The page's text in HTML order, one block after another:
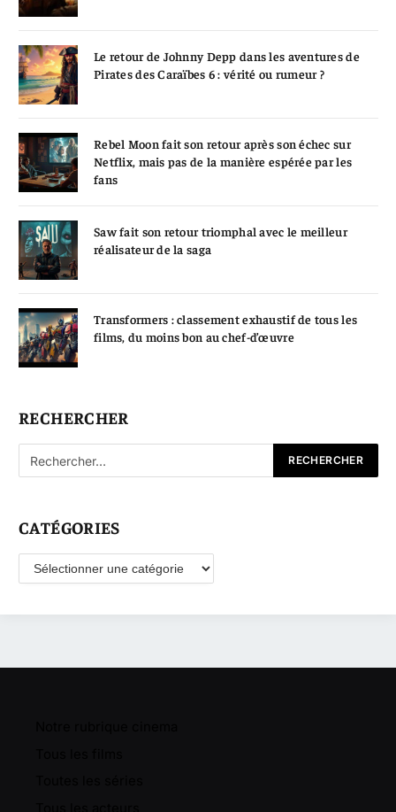
Le retour de Johnny Depp dans les aventures de
Pirates des Caraïbes 6 : vérité ou rumeur ?
Rebel Moon fait son retour après son échec sur
Netflix, mais pas de la manière espérée par les
fans
Saw fait son retour triomphal avec le meilleur
réalisateur de la saga
Transformers : classement exhaustif de tous les
films, du moins bon au chef-d’œuvre
RECHERCHER
CATÉGORIES
Catégories